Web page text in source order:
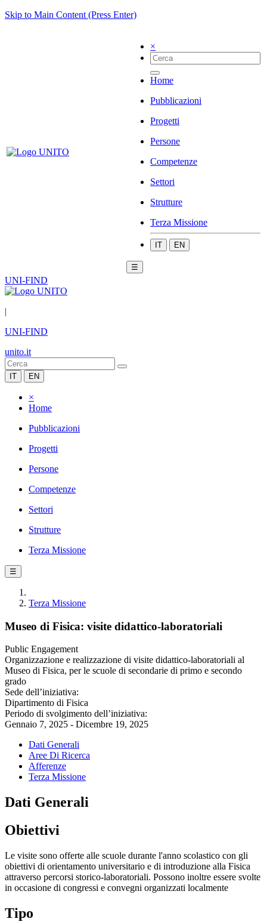
Skip to Main Content (Press Enter)
×
Home
Pubblicazioni
Progetti
Persone
Competenze
Settori
Strutture
Terza Missione
IT EN
☰
UNI-FIND
|
UNI-FIND
unito.it
IT EN
×
Home
Pubblicazioni
Progetti
Persone
Competenze
Settori
Strutture
Terza Missione
☰
Terza Missione
Museo di Fisica: visite didattico-laboratoriali
Public Engagement
Organizzazione e realizzazione di visite didattico-laboratoriali al
Museo di Fisica, per le scuole di secondarie di primo e secondo
grado
Sede dell’iniziativa:
Dipartimento di Fisica
Periodo di svolgimento dell’iniziativa:
Gennaio 7, 2025 - Dicembre 19, 2025
Dati Generali
Aree Di Ricerca
Afferenze
Terza Missione
Dati Generali
Obiettivi
Le visite sono offerte alle scuole durante l'anno scolastico con gli
obiettivi di orientamento universitario e di introduzione alla Fisica
attraverso percorsi storico-laboratoriali. Possono inoltre essere svolte
in occasione di congressi e convegni organizzati localmente
Tipo